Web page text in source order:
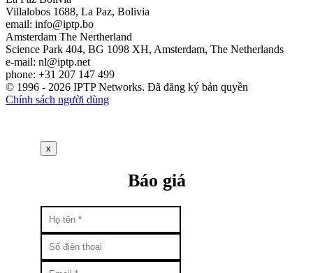
Villalobos 1688, La Paz, Bolivia
email: info
iptp.bo
Amsterdam The Nertherland
Science Park 404, BG 1098 XH, Amsterdam, The Netherlands
e-mail: nl
iptp.net
phone: +31 207 147 499
© 1996 - 2026 IPTP Networks. Đã đăng ký bản quyền
Chính sách người dùng
x
Báo giá